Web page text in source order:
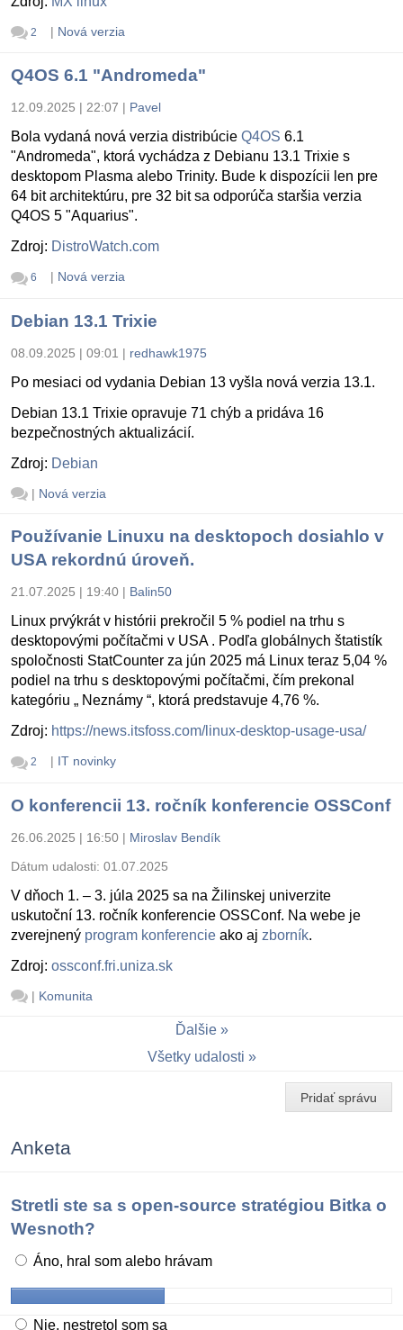
2 | Nová verzia
Q4OS 6.1 "Andromeda"
12.09.2025 | 22:07 | Pavel
Bola vydaná nová verzia distribúcie Q4OS 6.1
"Andromeda", ktorá vychádza z Debianu 13.1 Trixie s
desktopom Plasma alebo Trinity. Bude k dispozícii len pre
64 bit architektúru, pre 32 bit sa odporúča staršia verzia
Q4OS 5 "Aquarius".
Zdroj: DistroWatch.com
6 | Nová verzia
Debian 13.1 Trixie
08.09.2025 | 09:01 | redhawk1975
Po mesiaci od vydania Debian 13 vyšla nová verzia 13.1.
Debian 13.1 Trixie opravuje 71 chýb a pridáva 16
bezpečnostných aktualizácií.
Zdroj: Debian
| Nová verzia
Používanie Linuxu na desktopoch dosiahlo v
USA rekordnú úroveň.
21.07.2025 | 19:40 | Balin50
Linux prvýkrát v histórii prekročil 5 % podiel na trhu s
desktopovými počítačmi v USA . Podľa globálnych štatistík
spoločnosti StatCounter za jún 2025 má Linux teraz 5,04 %
podiel na trhu s desktopovými počítačmi, čím prekonal
kategóriu „ Neznámy “, ktorá predstavuje 4,76 %.
Zdroj: https://news.itsfoss.com/linux-desktop-usage-usa/
2 | IT novinky
O konferencii 13. ročník konferencie OSSConf
26.06.2025 | 16:50 | Miroslav Bendík
Dátum udalosti: 01.07.2025
V dňoch 1. – 3. júla 2025 sa na Žilinskej univerzite
uskutoční 13. ročník konferencie OSSConf. Na webe je
zverejnený program konferencie ako aj zborník.
Zdroj: ossconf.fri.uniza.sk
| Komunita
Ďalšie
Všetky udalosti
Pridať správu
Anketa
Stretli ste sa s open-source stratégiou Bitka o
Wesnoth?
Áno, hral som alebo hrávam
Nie, nestretol som sa